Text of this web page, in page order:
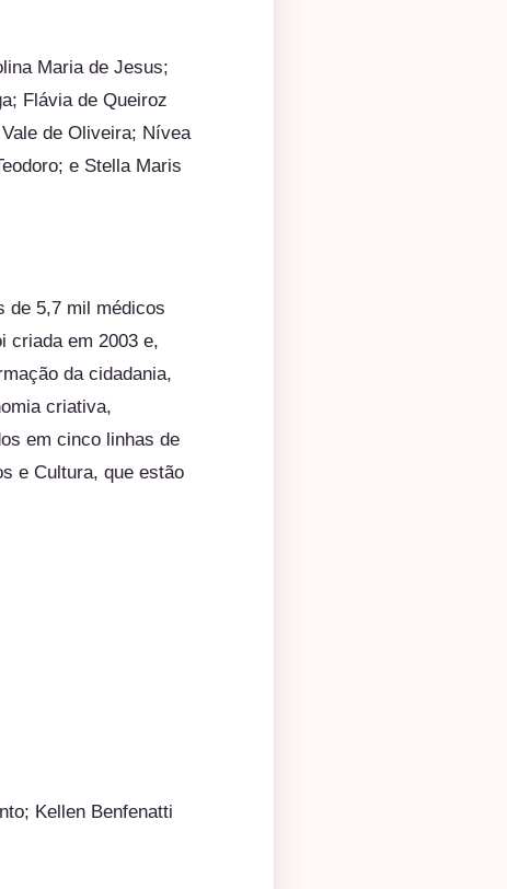
Maria de Jesus;
Flávia de Queiroz
de Oliveira; Nívea
e Stella Maris
de 5,7 mil médicos
criada em 2003 e,
da cidadania,
criativa,
em cinco linhas de
e Cultura, que estão
Kellen Benfenatti